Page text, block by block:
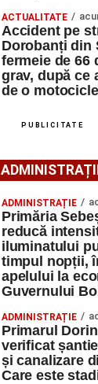
ACTUALITATE
Accident pe
Dorobanți din
fermeie de 66
grav, după ce
de o
PUBLICITATE
ADMINISTRAȚIE
Primăria
reducă
iluminatului
timpul nopții,
apelului la
Guvernului
ADMINISTRAȚIE
Primarul
verificat
și canalizare
Care este